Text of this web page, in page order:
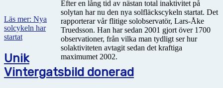
Efter en lång tid av nästan total inaktivitet på
solytan har nu den nya solfläckscykeln startat. Det
rapporterar vår flitige solobservatör, Lars-Åke
Truedsson. Han har sedan 2001 gjort över 1700
observationer, från vilka man tydligt ser hur
solaktiviteten avtagit sedan det kraftiga
maximumet 2002.
Läs mer: Nya
solcykeln har
startat
Unik
Vintergatsbild donerad